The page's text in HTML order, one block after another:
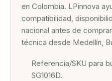
en Colombia. LPinnova
compatibilidad,
nacional antes de
técnica desde Medellín,
Referencia/SKU para
SG1016D.